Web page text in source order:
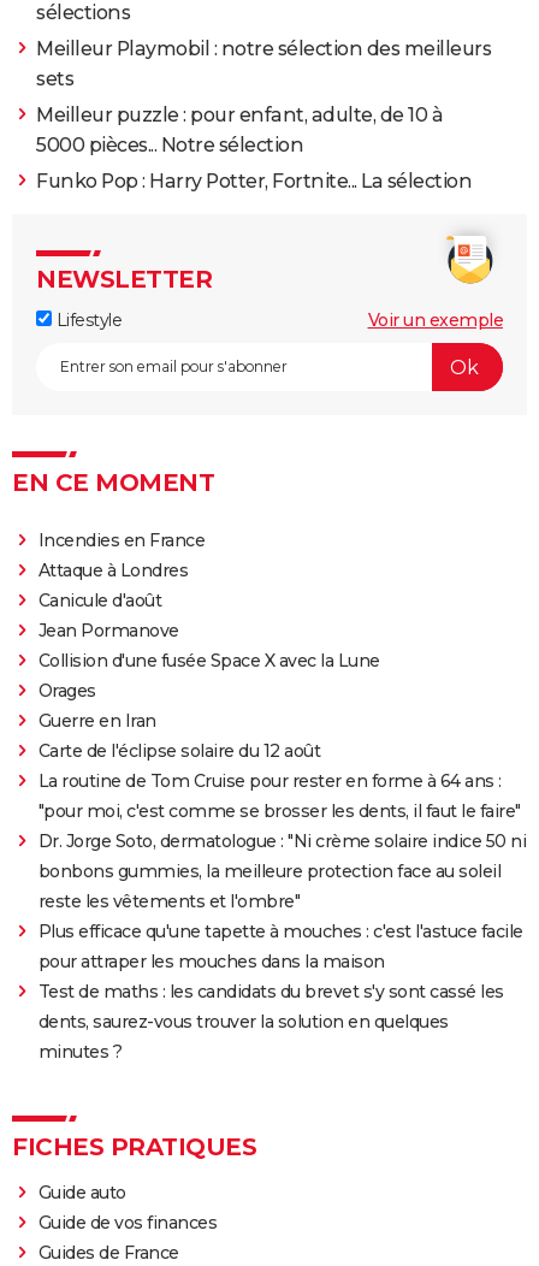
sélections
Meilleur Playmobil : notre sélection des meilleurs
sets
Meilleur puzzle : pour enfant, adulte, de 10 à
5000 pièces... Notre sélection
Funko Pop : Harry Potter, Fortnite... La sélection
NEWSLETTER
Lifestyle Voir un exemple
EN CE MOMENT
Incendies en France
Attaque à Londres
Canicule d'août
Jean Pormanove
Collision d'une fusée Space X avec la Lune
Orages
Guerre en Iran
Carte de l'éclipse solaire du 12 août
La routine de Tom Cruise pour rester en forme à 64 ans :
"pour moi, c'est comme se brosser les dents, il faut le faire"
Dr. Jorge Soto, dermatologue : "Ni crème solaire indice 50 ni
bonbons gummies, la meilleure protection face au soleil
reste les vêtements et l'ombre"
Plus efficace qu'une tapette à mouches : c'est l'astuce facile
pour attraper les mouches dans la maison
Test de maths : les candidats du brevet s'y sont cassé les
dents, saurez-vous trouver la solution en quelques
minutes ?
FICHES PRATIQUES
Guide auto
Guide de vos finances
Guides de France